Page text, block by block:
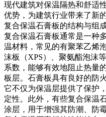
现代建筑对保温隔热和舒适
优势，为建筑行业带来了新
复合保温石膏板的结构与组
复合保温石膏板通常是一种
温材料，常见的有聚苯乙烯
沫板（XPS）、聚氨酯泡沫
系数，能够有效地阻止热量
板层。石膏板具有良好的防
它不仅为保温层提供了保护
定性。此外，有些复合保温
涂层，用于增强其防潮、防